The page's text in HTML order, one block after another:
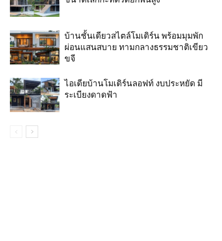
บ้านชั้นเดียวสไตล์โมเดิร์น พร้อมมุมพัก
ผ่อนแสนสบาย ทามกลางธรรมชาติเขียว
ขจี
ไอเดียบ้านโมเดิร์นลอฟท์ งบประหยัด มี
ระเบียงดาดฟ้า